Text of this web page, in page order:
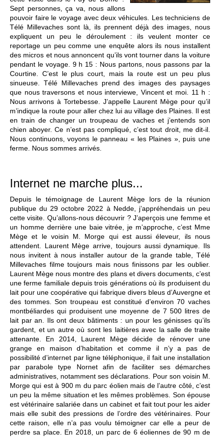
Sept personnes, ça va, nous allons
pouvoir faire le voyage avec deux véhicules. Les techniciens de
Télé Millevaches sont là, ils prennent déjà des images, nous
expliquent un peu le déroulement : ils veulent monter ce
reportage un peu comme une enquête alors ils nous installent
des micros et nous annoncent qu’ils vont tourner dans la voiture
pendant le voyage. 9 h 15 : Nous partons, nous passons par la
Courtine. C’est le plus court, mais la route est un peu plus
sinueuse. Télé Millevaches prend des images des paysages
que nous traversons et nous interviewe, Vincent et moi. 11 h :
Nous arrivons à Tortebesse. J’appelle Laurent Mège pour qu’il
m’indique la route pour aller chez lui au village des Plaines. Il est
en train de changer un troupeau de vaches et j’entends son
chien aboyer. Ce n’est pas compliqué, c’est tout droit, me dit-il.
Nous continuons, voyons le panneau « les Plaines », puis une
ferme. Nous sommes arrivés.
Internet ne marche plus...
Depuis le témoignage de Laurent Mège lors de la réunion
publique du 29 octobre 2022 à Nedde, j’appréhendais un peu
cette visite. Qu’allons-nous découvrir ? J’aperçois une femme et
un homme derrière une baie vitrée, je m’approche, c’est Mme
Mège et le voisin M. Morge qui est aussi éleveur, ils nous
attendent. Laurent Mège arrive, toujours aussi dynamique. Ils
nous invitent à nous installer autour de la grande table, Télé
Millevaches filme toujours mais nous finissons par les oublier.
Laurent Mège nous montre des plans et divers documents, c’est
une ferme familiale depuis trois générations où ils produisent du
lait pour une coopérative qui fabrique divers bleus d’Auvergne et
des tommes. Son troupeau est constitué d’environ 70 vaches
montbéliardes qui produisent une moyenne de 7 500 litres de
lait par an. Ils ont deux bâtiments : un pour les génisses qu’ils
gardent, et un autre où sont les laitières avec la salle de traite
attenante. En 2014, Laurent Mège décide de rénover une
grange en maison d’habitation et comme il n’y a pas de
possibilité d’internet par ligne téléphonique, il fait une installation
par parabole type Nornet afin de faciliter ses démarches
administratives, notamment ses déclarations. Pour son voisin M.
Morge qui est à 900 m du parc éolien mais de l’autre côté, c’est
un peu la même situation et les mêmes problèmes. Son épouse
est vétérinaire salariée dans un cabinet et fait tout pour les aider
mais elle subit des pressions de l’ordre des vétérinaires. Pour
cette raison, elle n’a pas voulu témoigner car elle a peur de
perdre sa place. En 2018, un parc de 6 éoliennes de 90 m de